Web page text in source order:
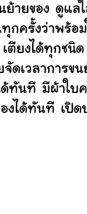
ย้ายของ ดูแ
กครั้งว่าพร้อ
ตียงได้ทุกชนิ
จัดเวลาการข
ด้ทันที มีผ้าใ
งได้ทันที เปิ